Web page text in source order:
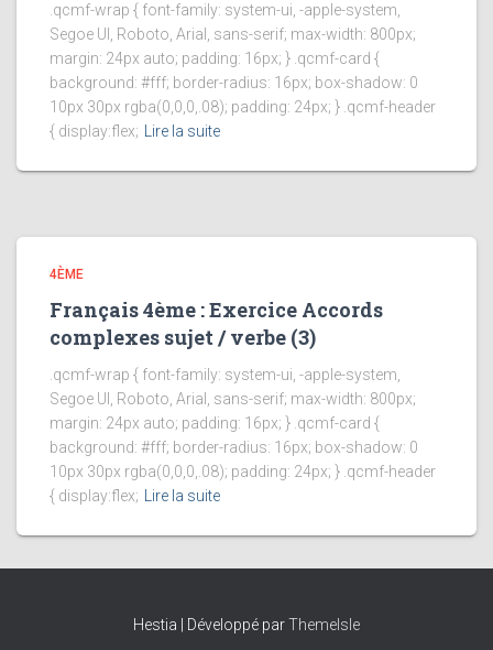
.qcmf-wrap { font-family: system-ui, -apple-system,
Segoe UI, Roboto, Arial, sans-serif; max-width: 800px;
margin: 24px auto; padding: 16px; } .qcmf-card {
background: #fff; border-radius: 16px; box-shadow: 0
10px 30px rgba(0,0,0,.08); padding: 24px; } .qcmf-header
{ display:flex; Lire la suite
4ÈME
Français 4ème : Exercice Accords
complexes sujet / verbe (3)
.qcmf-wrap { font-family: system-ui, -apple-system,
Segoe UI, Roboto, Arial, sans-serif; max-width: 800px;
margin: 24px auto; padding: 16px; } .qcmf-card {
background: #fff; border-radius: 16px; box-shadow: 0
10px 30px rgba(0,0,0,.08); padding: 24px; } .qcmf-header
{ display:flex; Lire la suite
Hestia | Développé parThemeIsle